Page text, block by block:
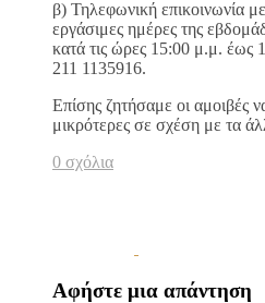
β) Τηλεφωνική επικοινωνία
εργάσιμες ημέρες της
κατά τις ώρες 15:00 μ.μ. έως
211 1135916.
Επίσης ζητήσαμε οι αμοιβές
μικρότερες σε σχέση με τα
0 σχόλια
Αφήστε μια απάντηση